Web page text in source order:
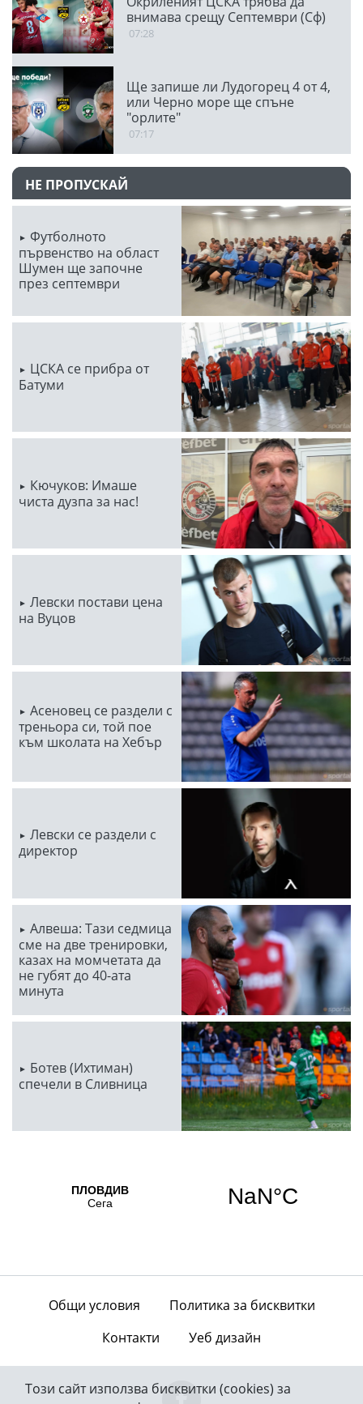
внимава срещу Септември (Сф)
07:28
Ще запише ли Лудогорец 4 от 4,
или Черно море ще спъне
"орлите"
07:17
НЕ ПРОПУСКАЙ
Футболното
първенство на област
Шумен ще започне
през септември
ЦСКА се прибра от
Батуми
Кючуков: Имаше
чиста дузпа за нас!
Левски постави цена
на Вуцов
Асеновец се раздели с
треньора си, той пое
към школата на Хебър
Левски се раздели с
директор
Алвеша: Тази седмица
сме на две тренировки,
казах на момчетата да
не губят до 40-ата
минута
Ботев (Ихтиман)
спечели в Сливница
Общи условия
Политика за бисквитки
Контакти
Уеб дизайн
Този сайт използва бисквитки (cookies) за